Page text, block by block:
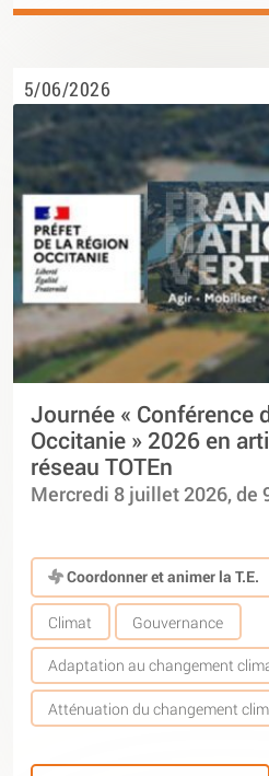
5/06/2026
Journée « Conférence
Occitanie » 2026 en
réseau TOTEn
Mercredi 8 juillet 2026, de
Coordonner et animer la T.E.
Climat Gouvernance
Adaptation au changement
Atténuation du changement